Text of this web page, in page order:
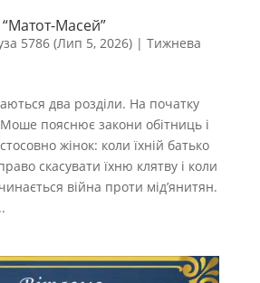
Масей”
5786 (Лип 5, 2026)| Тижнева
два розділи. На початку
пояснює закони обітниць і
жінок: коли їхній батько
скасувати їхню клятву і коли
війна проти мід’янитян.